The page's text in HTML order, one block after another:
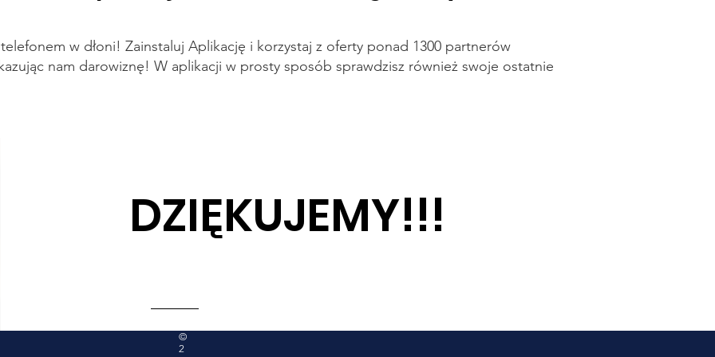
w dłoni! Zainstaluj Aplikację i korzystaj z oferty ponad 1300 partnerów
nam darowiznę! W aplikacji w prosty sposób sprawdzisz również swoje ostatnie
DZIĘKUJEMY!!!
©
2